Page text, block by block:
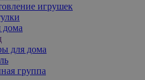
игрушек
дома
для дома
группа